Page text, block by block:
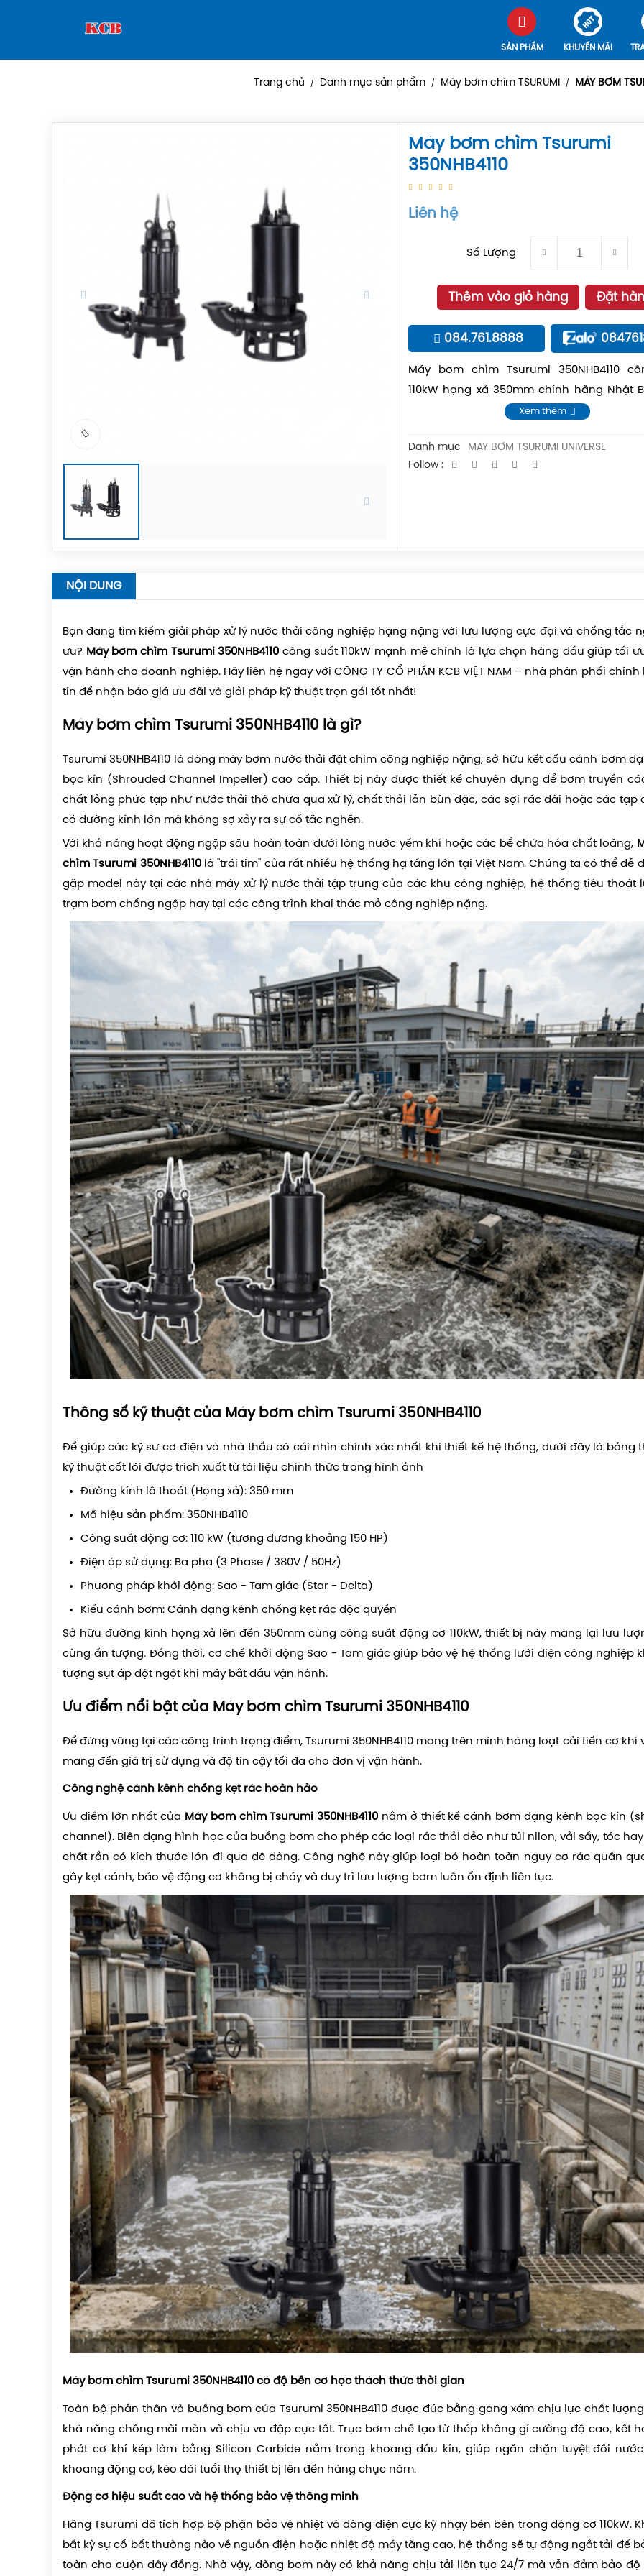
SẢN PHẨM KHUYẾN MÃI
Trang chủ / Danh mục sản phẩm / Máy bơm chìm TSURUMI / MÁY BƠM
Máy bơm chìm Tsurumi
350NHB4110
Liên hệ
Số Lượng
Thêm vào giỏ hàng Đặt
084.761.8888
Máy bơm chìm Tsurumi 350NHB4110
110kW họng xả 350mm chính hãng Nhật
Việt Nam phân phối dòng bơm cánh
Xem thêm
Danh mục
MÁY BƠM TSURUMI UNIVERSE
Follow :
NỘI DUNG
Bạn đang tìm kiếm giải pháp xử lý nước thải công nghiệp hạng nặng với lưu lượng cực đại và chống tắc
ưu? Máy bơm chìm Tsurumi 350NHB4110 công suất 110kW mạnh mẽ chính là lựa chọn hàng đầu giúp tối
vận hành cho doanh nghiệp. Hãy liên hệ ngay với CÔNG TY CỔ PHẦN KCB VIỆT NAM – nhà phân phối
tín để nhận báo giá ưu đãi và giải pháp kỹ thuật trọn gói tốt nhất!
Máy bơm chìm Tsurumi 350NHB4110 là gì?
Tsurumi 350NHB4110 là dòng máy bơm nước thải đặt chìm công nghiệp nặng, sở hữu kết cấu cánh bơm
bọc kín (Shrouded Channel Impeller) cao cấp. Thiết bị này được thiết kế chuyên dụng để bơm truyền
chất lỏng phức tạp như nước thải thô chưa qua xử lý, chất thải lẫn bùn đặc, các sợi rác dài hoặc các tạp
có đường kính lớn mà không sợ xảy ra sự cố tắc nghẽn.
Với khả năng hoạt động ngập sâu hoàn toàn dưới lòng nước yếm khí hoặc các bể chứa hóa chất loãng,
chìm Tsurumi 350NHB4110là "trái tim" của rất nhiều hệ thống hạ tầng lớn tại Việt Nam. Chúng ta có thể dễ
gặp model này tại các nhà máy xử lý nước thải tập trung của các khu công nghiệp, hệ thống tiêu thoát
trạm bơm chống ngập hay tại các công trình khai thác mỏ công nghiệp nặng.
Thông số kỹ thuật của Máy bơm chìm Tsurumi 350NHB4110
Để giúp các kỹ sư cơ điện và nhà thầu có cái nhìn chính xác nhất khi thiết kế hệ thống, dưới đây là bảng
kỹ thuật cốt lõi được trích xuất từ tài liệu chính thức trong hình ảnh
Đường kính lỗ thoát (Họng xả): 350 mm
Mã hiệu sản phẩm: 350NHB4110
Công suất động cơ: 110 kW (tương đương khoảng 150 HP)
Điện áp sử dụng: Ba pha (3 Phase / 380V / 50Hz)
Phương pháp khởi động: Sao - Tam giác (Star - Delta)
Kiểu cánh bơm: Cánh dạng kênh chống kẹt rác độc quyền
Sở hữu đường kính họng xả lên đến 350mm cùng công suất động cơ 110kW, thiết bị này mang lại lưu
cùng ấn tượng. Đồng thời, cơ chế khởi động Sao - Tam giác giúp bảo vệ hệ thống lưới điện công nghiệp
tượng sụt áp đột ngột khi máy bắt đầu vận hành.
Ưu điểm nổi bật của Máy bơm chìm Tsurumi 350NHB4110
Để đứng vững tại các công trình trọng điểm, Tsurumi 350NHB4110 mang trên mình hàng loạt cải tiến cơ khí
mang đến giá trị sử dụng và độ tin cậy tối đa cho đơn vị vận hành.
Công nghệ cánh kênh chống kẹt rác hoàn hảo
Ưu điểm lớn nhất của Máy bơm chìm Tsurumi 350NHB4110 nằm ở thiết kế cánh bơm dạng kênh bọc kín
channel). Biên dạng hình học của buồng bơm cho phép các loại rác thải dẻo như túi nilon, vải sấy, tóc
chất rắn có kích thước lớn đi qua dễ dàng. Công nghệ này giúp loại bỏ hoàn toàn nguy cơ rác quấn
gây kẹt cánh, bảo vệ động cơ không bị cháy và duy trì lưu lượng bơm luôn ổn định liên tục.
Máy bơm chìm Tsurumi 350NHB4110 có độ bền cơ học thách thức thời gian
Toàn bộ phần thân và buồng bơm của Tsurumi 350NHB4110 được đúc bằng gang xám chịu lực chất
khả năng chống mài mòn và chịu va đập cực tốt. Trục bơm chế tạo từ thép không gỉ cường độ cao, kết
phớt cơ khí kép làm bằng Silicon Carbide nằm trong khoang dầu kín, giúp ngăn chặn tuyệt đối
khoang động cơ, kéo dài tuổi thọ thiết bị lên đến hàng chục năm.
Động cơ hiệu suất cao và hệ thống bảo vệ thông minh
Hãng Tsurumi đã tích hợp bộ phận bảo vệ nhiệt và dòng điện cực kỳ nhạy bén bên trong động cơ 110kW.
bất kỳ sự cố bất thường nào về nguồn điện hoặc nhiệt độ máy tăng cao, hệ thống sẽ tự động ngắt tải để
toàn cho cuộn dây đồng. Nhờ vậy, dòng bơm này có khả năng chịu tải liên tục 24/7 mà vẫn đảm bảo độ